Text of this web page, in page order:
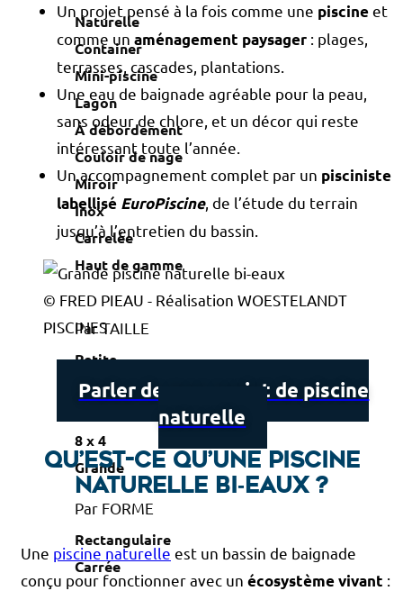
Naturelle
Container
Mini-piscine
Lagon
À débordement
Couloir de nage
Miroir
Inox
Carrelée
Haut de gamme
Par TAILLE
Petite
< 10 m²
8 x 4
Grande
Par FORME
Rectangulaire
Carrée
Un projet pensé à la fois comme une piscineet
comme un aménagement paysager : plages,
terrasses, cascades, plantations.
Une eau de baignade agréable pour la peau,
sans odeur de chlore, et un décor qui reste
intéressant toute l’année.
Un accompagnement complet par un pisciniste
labellisé EuroPiscine, de l’étude du terrain
jusqu’à l’entretien du bassin.
© FRED PIEAU - Réalisation WOESTELANDT
PISCINES
Parler de mon projet de piscine
naturelle
Qu’est-ce qu’une piscine
naturelle bi‑eaux ?
Une piscine naturelle est un bassin de baignade
conçu pour fonctionner avec un écosystème vivant :